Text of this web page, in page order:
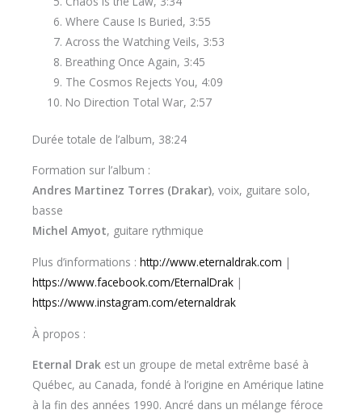
Where Cause Is Buried, 3:55
Across the Watching Veils, 3:53
Breathing Once Again, 3:45
The Cosmos Rejects You, 4:09
No Direction Total War, 2:57
Durée totale de l’album, 38:24
Formation sur l’album :
Andres Martinez Torres (Drakar), voix, guitare solo,
basse
Michel Amyot, guitare rythmique
Plus d’informations : http://www.eternaldrak.com |
https://www.facebook.com/EternalDrak |
https://www.instagram.com/eternaldrak
À propos :
Eternal Drak est un groupe de metal extrême basé à
Québec, au Canada, fondé à l’origine en Amérique latine
à la fin des années 1990. Ancré dans un mélange féroce